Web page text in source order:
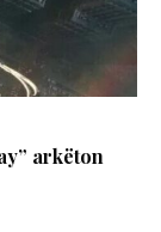
arkëton